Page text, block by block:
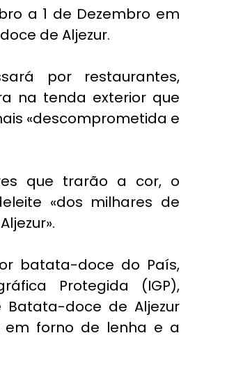
a 1 de Dezembro em
de Aljezur.
por restaurantes,
na tenda exterior que
«descomprometida e
que trarão a cor, o
«dos milhares de
batata-doce do País,
Protegida (IGP),
doce de Aljezur
em forno de lenha e a